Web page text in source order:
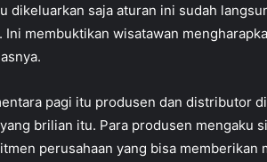
dikeluarkan saja aturan ini sudah
Ini membuktikan wisatawan
pagi itu produsen dan distributor
brilian itu. Para produsen mengaku
perusahaan yang bisa memberikan